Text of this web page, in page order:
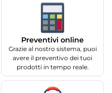
Preventivi online
Grazie al nostro sistema, puoi
avere il preventivo dei tuoi
prodotti in tempo reale.